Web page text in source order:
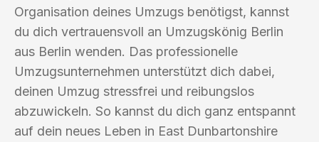
Organisation deines Umzugs benötigst, kannst
du dich vertrauensvoll an Umzugskönig Berlin
aus Berlin wenden. Das professionelle
Umzugsunternehmen unterstützt dich dabei,
deinen Umzug stressfrei und reibungslos
abzuwickeln. So kannst du dich ganz entspannt
auf dein neues Leben in East Dunbartonshire